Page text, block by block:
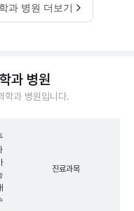
과 병원 더보기
과 병원
학과 병원입니다.
진료과목